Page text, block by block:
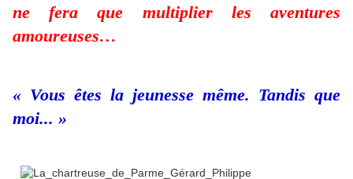
ne fera que multiplier les aventures
amoureuses…
« Vous êtes la jeunesse même. Tandis que
moi... »